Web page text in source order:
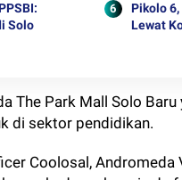
Solo
Pikolo
Lewat
The Park Mall Solo
di sektor pendidikan.
Coolosal,